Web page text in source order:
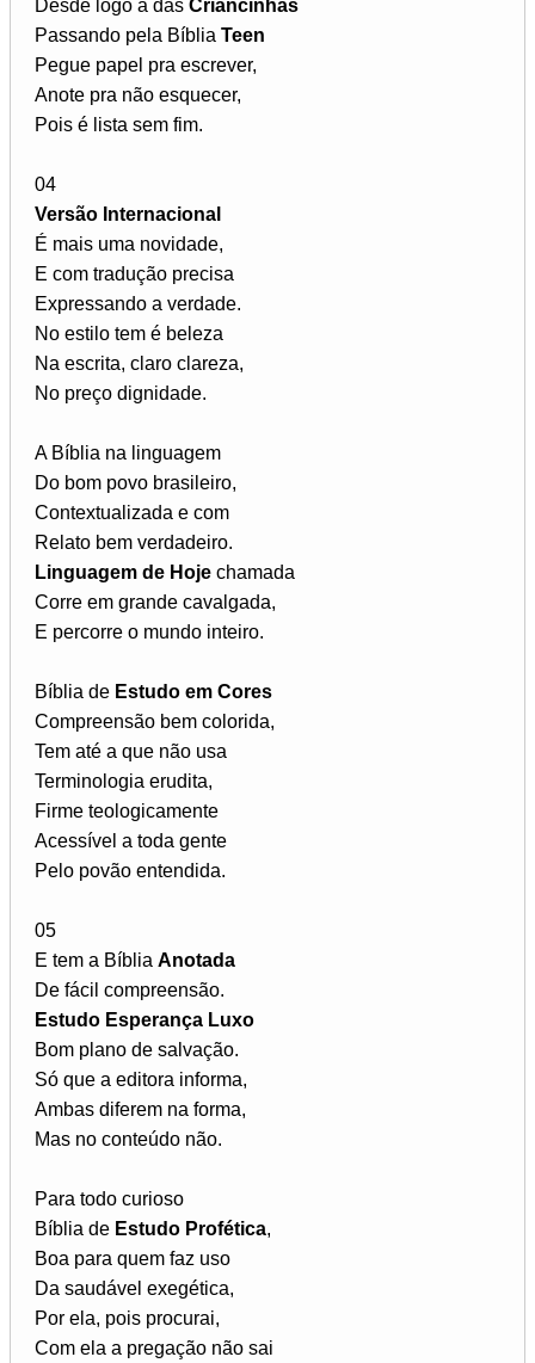
Desde logo a das Criancinhas
Passando pela Bíblia Teen
Pegue papel pra escrever,
Anote pra não esquecer,
Pois é lista sem fim.
04
Versão Internacional
É mais uma novidade,
E com tradução precisa
Expressando a verdade.
No estilo tem é beleza
Na escrita, claro clareza,
No preço dignidade.
A Bíblia na linguagem
Do bom povo brasileiro,
Contextualizada e com
Relato bem verdadeiro.
Linguagem de Hoje chamada
Corre em grande cavalgada,
E percorre o mundo inteiro.
Bíblia de Estudo em Cores
Compreensão bem colorida,
Tem até a que não usa
Terminologia erudita,
Firme teologicamente
Acessível a toda gente
Pelo povão entendida.
05
E tem a Bíblia Anotada
De fácil compreensão.
Estudo Esperança Luxo
Bom plano de salvação.
Só que a editora informa,
Ambas diferem na forma,
Mas no conteúdo não.
Para todo curioso
Bíblia de Estudo Profética,
Boa para quem faz uso
Da saudável exegética,
Por ela, pois procurai,
Com ela a pregação não sai